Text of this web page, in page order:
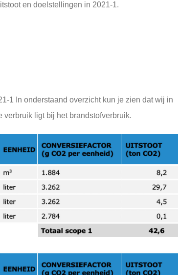
en doelstellingen in 2021-1.
1 In onderstaand overzicht kun je zien dat wij in
verbruik ligt bij het brandstofverbruik.